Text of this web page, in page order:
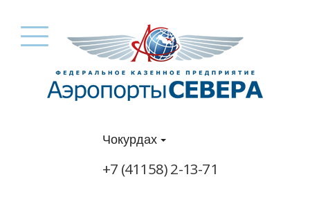
Чокурдах
+7 (41158) 2-13-71